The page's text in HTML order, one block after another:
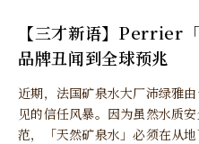
【三才新语】Perrier
品牌丑闻到全球预兆
近期，法国矿泉水大厂沛绿雅
见的信任风暴。因为虽然水质
范，「天然矿泉水」必须在从